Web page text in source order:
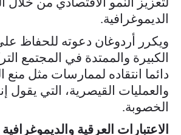
الديموغرافية.
ويكرر أردوغان دعوته للحفاظ
الكبيرة والممتدة في المجتمع
دائما انتقاده لممارسات مثل منع
والعمليات القيصرية، التي يقول
الخصوبة.
الاعتبارات العرقية والديموغرافية